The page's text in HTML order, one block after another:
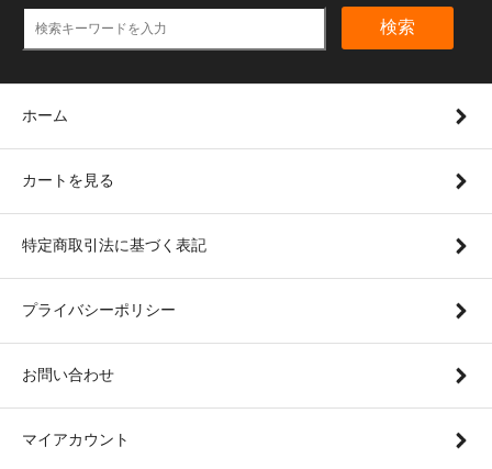
検索
ホーム
カートを見る
特定商取引法に基づく表記
プライバシーポリシー
お問い合わせ
マイアカウント